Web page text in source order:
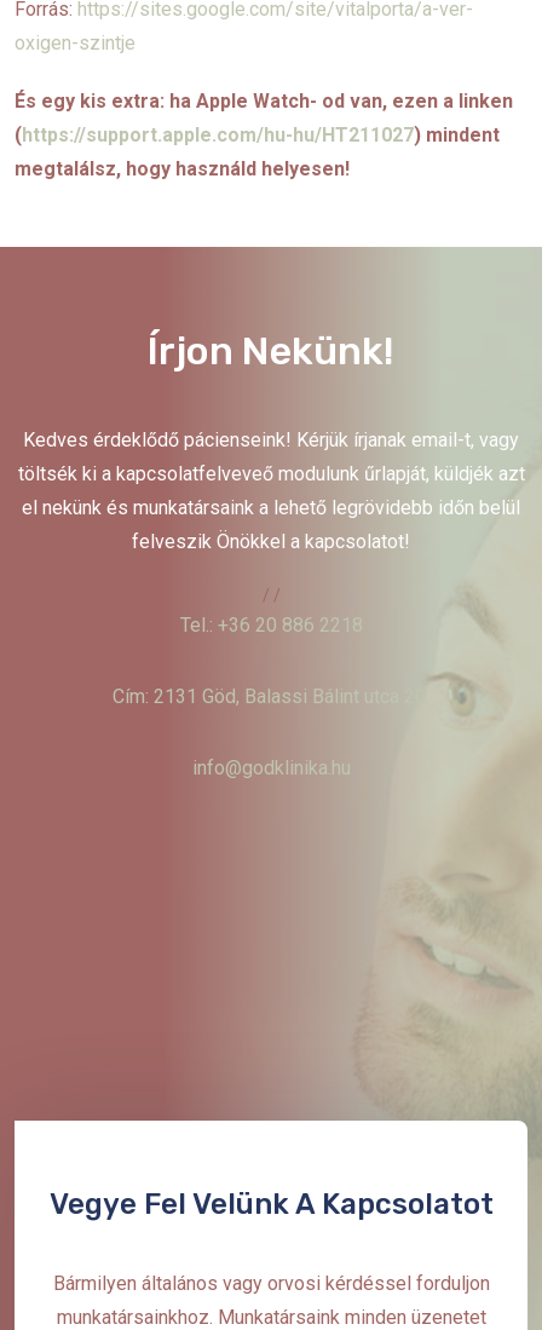
Forrás: https://sites.google.com/site/vitalporta/a-ver-
oxigen-szintje
És egy kis extra: ha Apple Watch- od van, ezen a linken
(https://support.apple.com/hu-hu/HT211027) mindent
megtalálsz, hogy használd helyesen!
Írjon Nekünk!
Kedves érdeklődő pácienseink! Kérjük írjanak email-t, vagy
töltsék ki a kapcsolatfelveveő modulunk űrlapját, küldjék azt
el nekünk és munkatársaink a lehető legrövidebb időn belül
felveszik Önökkel a kapcsolatot!
/ /
Tel.: +36 20 886 2218
Cím: 2131 Göd, Balassi Bálint utca 20.
info@godklinika.hu
Vegye Fel Velünk A Kapcsolatot
Bármilyen általános vagy orvosi kérdéssel forduljon
munkatársainkhoz. Munkatársaink minden üzenetet